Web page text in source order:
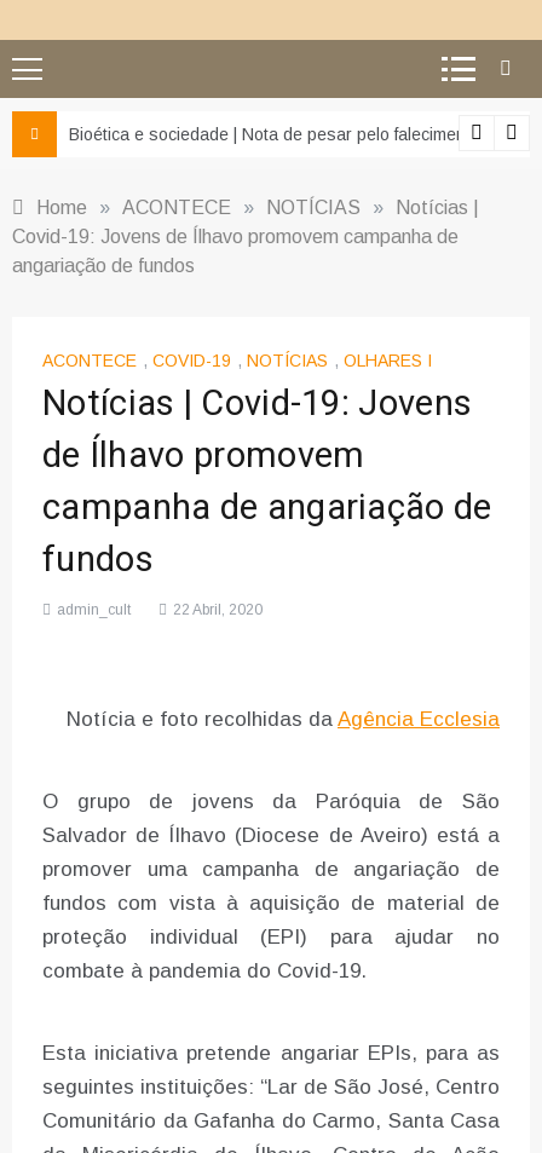
e da misericórdia’
Bioética e sociedade | Nota de pesar pelo falecimento do
Home » ACONTECE » NOTÍCIAS »
Notícias |
Covid-19: Jovens de Ílhavo promovem campanha de
angariação de fundos
ACONTECE , COVID-19 , NOTÍCIAS , OLHARES I
Notícias | Covid-19: Jovens
de Ílhavo promovem
campanha de angariação de
fundos
admin_cult 22 Abril, 2020
Notícia e foto recolhidas da Agência Ecclesia
O grupo de jovens da Paróquia de São
Salvador de Ílhavo (Diocese de Aveiro) está a
promover uma campanha de angariação de
fundos com vista à aquisição de material de
proteção individual (EPI) para ajudar no
combate à pandemia do Covid-19.
Esta iniciativa pretende angariar EPIs, para as
seguintes instituições: “Lar de São José, Centro
Comunitário da Gafanha do Carmo, Santa Casa